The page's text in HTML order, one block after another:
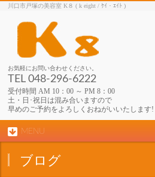
川口市戸塚の美容室 K８ ( k eight / ｹｲ・ｴｲﾄ )
お気軽にお問い合わせください。
TEL 048-296-6222
受付時間 AM 10：00 ～ PM 8：00
土・日･祝日は混み合いますので
早めのご予約をよろしくおねがいいたします!
MENU
ブログ